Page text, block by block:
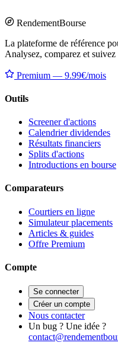
RendementBourse
La plateforme de référence
Analysez, comparez et
Premium — 9.99€/mois
Outils
Screener d'actions
Calendrier dividendes
Résultats financiers
Splits d'actions
Introductions en bourse
Comparateurs
Courtiers en ligne
Simulateur placements
Articles & guides
Offre Premium
Compte
Se connecter
Créer un compte
Nous contacter
Un bug ? Une idée ?